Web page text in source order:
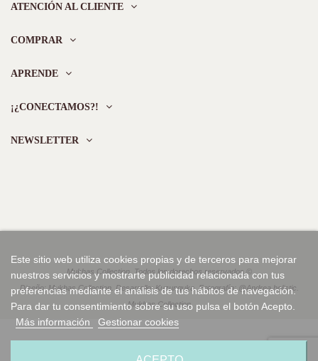
ATENCIÓN AL CLIENTE
COMPRAR
APRENDE
Este sitio web utiliza cookies propias y de terceros para mejorar
nuestros servicios y mostrarte publicidad relacionada con tus
preferencias mediante el análisis de tus hábitos de navegación.
Para dar tu consentimiento sobre su uso pulsa el botón Acepto.
Más información
Gestionar cookies
¡¿CONECTAMOS?!
NEWSLETTER
Mukhas Collection. Todos los derechos reservados ©
Diseño: Mukhas Collection. Desarrollo: Kuzunguka. Fotografía: @Andrea.holistic.
Mukhas Collection